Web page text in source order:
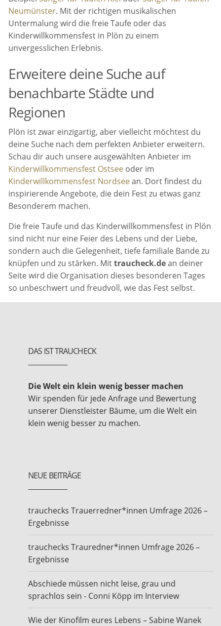
Neumünster. Mit der richtigen musikalischen
Untermalung wird die freie Taufe oder das
Kinderwillkommensfest in Plön zu einem
unvergesslichen Erlebnis.
Erweitere deine Suche auf
benachbarte Städte und
Regionen
Plön ist zwar einzigartig, aber vielleicht möchtest du
deine Suche nach dem perfekten Anbieter erweitern.
Schau dir auch unsere ausgewählten Anbieter im
Kinderwillkommensfest Ostsee oder im
Kinderwillkommensfest Nordseean. Dort findest du
inspirierende Angebote, die dein Fest zu etwas ganz
Besonderem machen.
Die freie Taufe und das Kinderwillkommensfest in Plön
sind nicht nur eine Feier des Lebens und der Liebe,
sondern auch die Gelegenheit, tiefe familiale Bande zu
knüpfen und zu stärken. Mittraucheck.dean deiner
Seite wird die Organisation dieses besonderen Tages
so unbeschwert und freudvoll, wie das Fest selbst.
DAS IST TRAUCHECK
Die Welt ein klein wenig besser machen
Wir spenden für jede Anfrage und Bewertung
unserer Dienstleister Bäume, um die Welt ein
klein wenig besser zu machen.
NEUE BEITRÄGE
trauchecks Trauerredner*innen Umfrage 2026 –
Ergebnisse
trauchecks Trauredner*innen Umfrage 2026 –
Ergebnisse
Abschiede müssen nicht leise, grau und
sprachlos sein - Conni Köpp im Interview
Wie der Kinofilm eures Lebens – Sabine Wanek